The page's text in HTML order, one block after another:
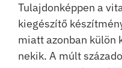
Tulajdonképpen a
kiegészítő
miatt azonban külön
nekik. A múlt